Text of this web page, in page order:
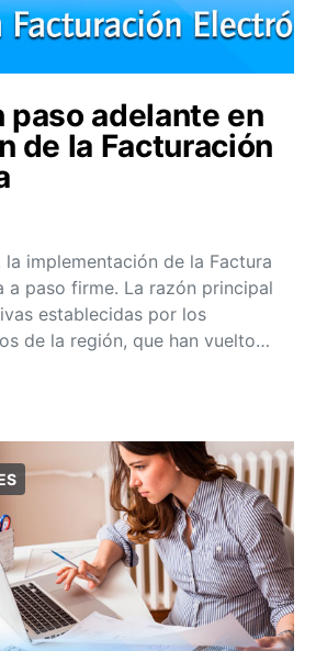
paso adelante en
de la Facturación
la implementación de la Factura
a paso firme. La razón principal
establecidas por los
de la región, que han vuelto…